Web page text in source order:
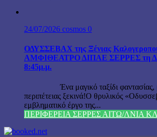
24/07/2026 cosmos 0
ΟΔΥΣΣΕΒΑΧ της Ξένιας
ΑΜΦΙΘΕΑΤΡΟ ΔΙΠΑΕ ΣΕΡΡΕΣ τη
8:45μ.μ.
Ένα μαγικό ταξίδι φαντασίας,
περιπέτειας ξεκινά!Ο θρυλικός
εμβληματικό έργο της...
ΠΕΡΙΦΕΡΕΙΑ ΣΕΡΡΕΣ ΑΙΤΩ/ΛΝΙΑ